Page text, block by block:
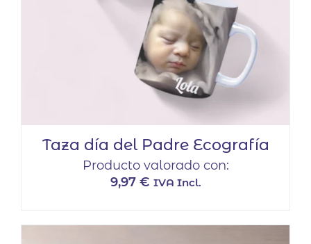
Taza día del Padre Ecografía
Producto valorado con:
9,97 € IVA Incl.